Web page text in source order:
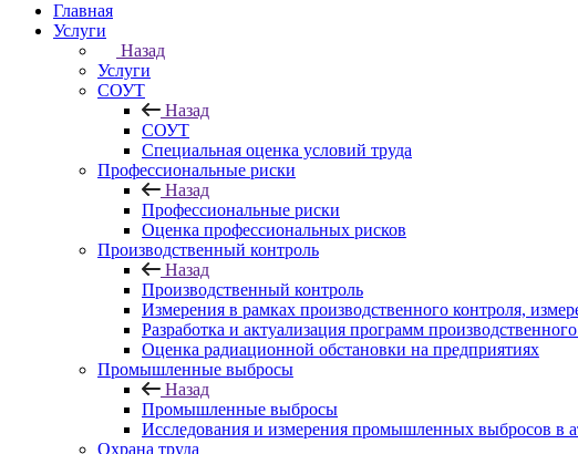
Главная
Услуги
Назад
Услуги
СОУТ
Назад
СОУТ
Специальная оценка условий труда
Профессиональные риски
Назад
Профессиональные риски
Оценка профессиональных рисков
Производственный контроль
Назад
Производственный контроль
Измерения в рамках производственного контроля,
Разработка и актуализация программ
Оценка радиационной обстановки на предприятиях
Промышленные выбросы
Назад
Промышленные выбросы
Исследования и измерения промышленных выбросов в
Охрана труда